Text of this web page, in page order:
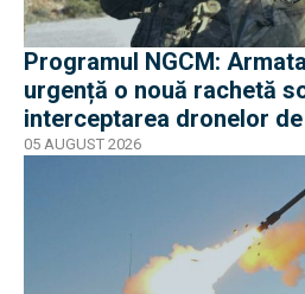
Programul NGCM:
urgență o nouă rachetă
interceptarea dronelor
05 AUGUST 2026